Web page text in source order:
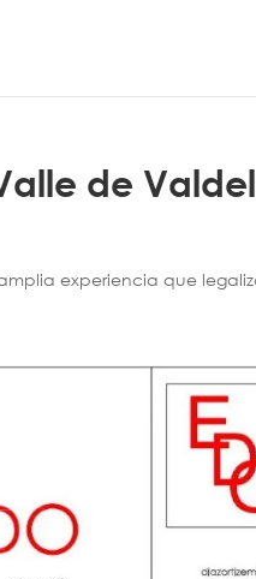
de
experiencia que